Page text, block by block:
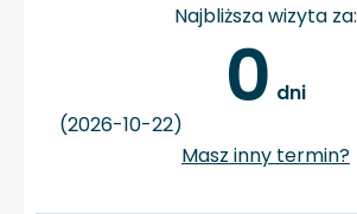
Najbliższa wizyta za:
0 dni
(2026-10-22)
Masz inny termin?